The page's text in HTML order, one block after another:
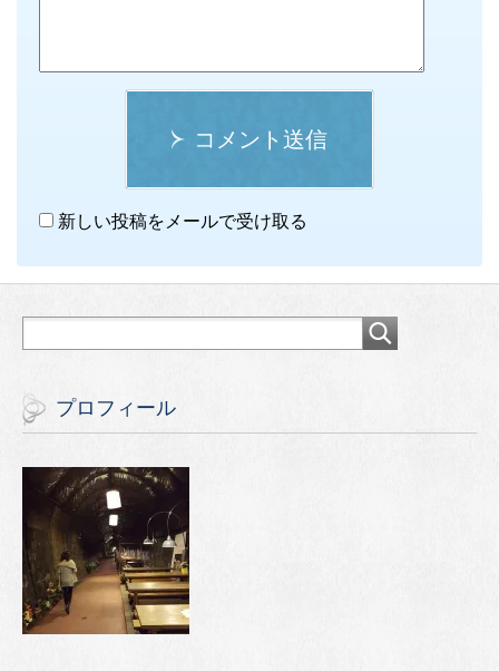
コメント送信
新しい投稿をメールで受け取る
プロフィール